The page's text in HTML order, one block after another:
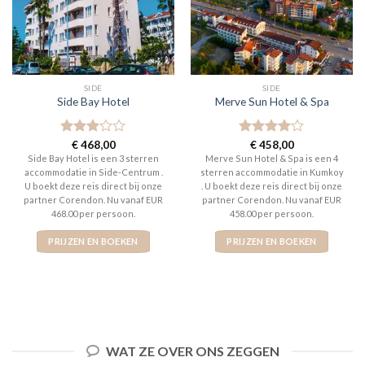
SIDE
Side Bay Hotel
Gewaardeerd
3uit 5
€468,00
Side Bay Hotel is een 3 sterren
accommodatie in Side-Centrum .
U boekt deze reis direct bij onze
partner Corendon. Nu vanaf EUR
468.00 per persoon.
PRIJZEN EN BOEKEN
SIDE
Merve Sun Hotel & Spa
Gewaardeerd
4uit 5
€458,00
Merve Sun Hotel & Spa is een 4
sterren accommodatie in Kumkoy
. U boekt deze reis direct bij onze
partner Corendon. Nu vanaf EUR
458.00 per persoon.
PRIJZEN EN BOEKEN
WAT ZE OVER ONS ZEGGEN